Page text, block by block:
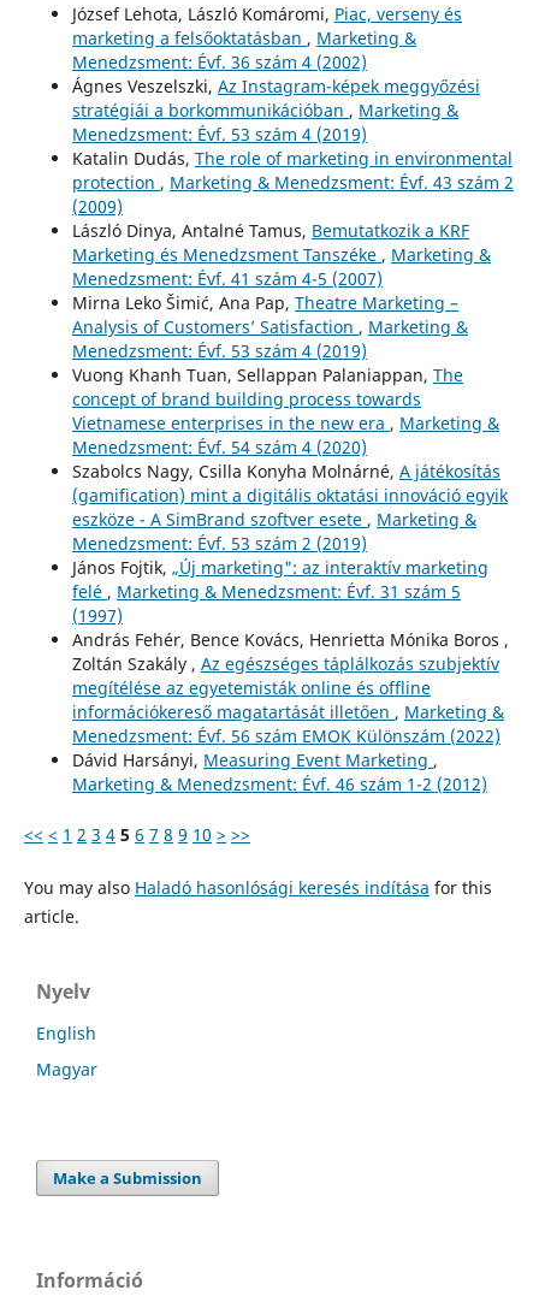
József Lehota, László Komáromi, Piac, verseny és
marketing a felsőoktatásban , Marketing &
Menedzsment: Évf. 36 szám 4 (2002)
Ágnes Veszelszki, Az Instagram-képek meggyőzési
stratégiái a borkommunikációban , Marketing &
Menedzsment: Évf. 53 szám 4 (2019)
Katalin Dudás, The role of marketing in environmental
protection , Marketing & Menedzsment: Évf. 43 szám 2
(2009)
László Dinya, Antalné Tamus, Bemutatkozik a KRF
Marketing és Menedzsment Tanszéke , Marketing &
Menedzsment: Évf. 41 szám 4-5 (2007)
Mirna Leko Šimić, Ana Pap, Theatre Marketing –
Analysis of Customers’ Satisfaction , Marketing &
Menedzsment: Évf. 53 szám 4 (2019)
Vuong Khanh Tuan, Sellappan Palaniappan, The
concept of brand building process towards
Vietnamese enterprises in the new era , Marketing &
Menedzsment: Évf. 54 szám 4 (2020)
Szabolcs Nagy, Csilla Konyha Molnárné, A játékosítás
(gamification) mint a digitális oktatási innováció egyik
eszköze - A SimBrand szoftver esete , Marketing &
Menedzsment: Évf. 53 szám 2 (2019)
János Fojtik, „Új marketing": az interaktív marketing
felé , Marketing & Menedzsment: Évf. 31 szám 5
(1997)
András Fehér, Bence Kovács, Henrietta Mónika Boros ,
Zoltán Szakály , Az egészséges táplálkozás szubjektív
megítélése az egyetemisták online és offline
információkereső magatartását illetően , Marketing &
Menedzsment: Évf. 56 szám EMOK Különszám (2022)
Dávid Harsányi, Measuring Event Marketing ,
Marketing & Menedzsment: Évf. 46 szám 1-2 (2012)
<< < 1 2 3 4 5 6 7 8 9 10 > >>
You may also Haladó hasonlósági keresés indítása for this
article.
Nyelv
English
Magyar
Make a Submission
Információ